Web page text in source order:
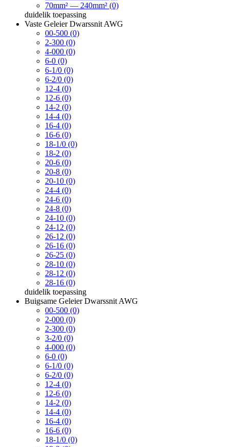
70mm² — 240mm² (0)
duidelik toepassing
Vaste Geleier Dwarssnit AWG
00-500 (0)
2-300 (0)
4-000 (0)
6-0 (0)
6-1/0 (0)
6-2/0 (0)
12-4 (0)
12-6 (0)
14-2 (0)
14-4 (0)
16-4 (0)
16-6 (0)
18-1/0 (0)
18-2 (0)
20-6 (0)
20-8 (0)
20-10 (0)
24-4 (0)
24-6 (0)
24-8 (0)
24-10 (0)
24-12 (0)
26-12 (0)
26-16 (0)
26-25 (0)
28-10 (0)
28-12 (0)
28-16 (0)
duidelik toepassing
Buigsame Geleier Dwarssnit AWG
00-500 (0)
2-000 (0)
2-300 (0)
3-2/0 (0)
4-000 (0)
6-0 (0)
6-1/0 (0)
6-2/0 (0)
12-4 (0)
12-6 (0)
14-2 (0)
14-4 (0)
16-4 (0)
16-6 (0)
18-1/0 (0)